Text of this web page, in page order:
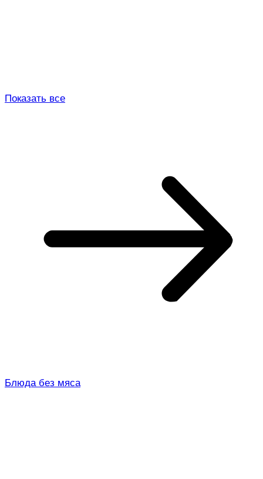
Показать все
Блюда без мяса